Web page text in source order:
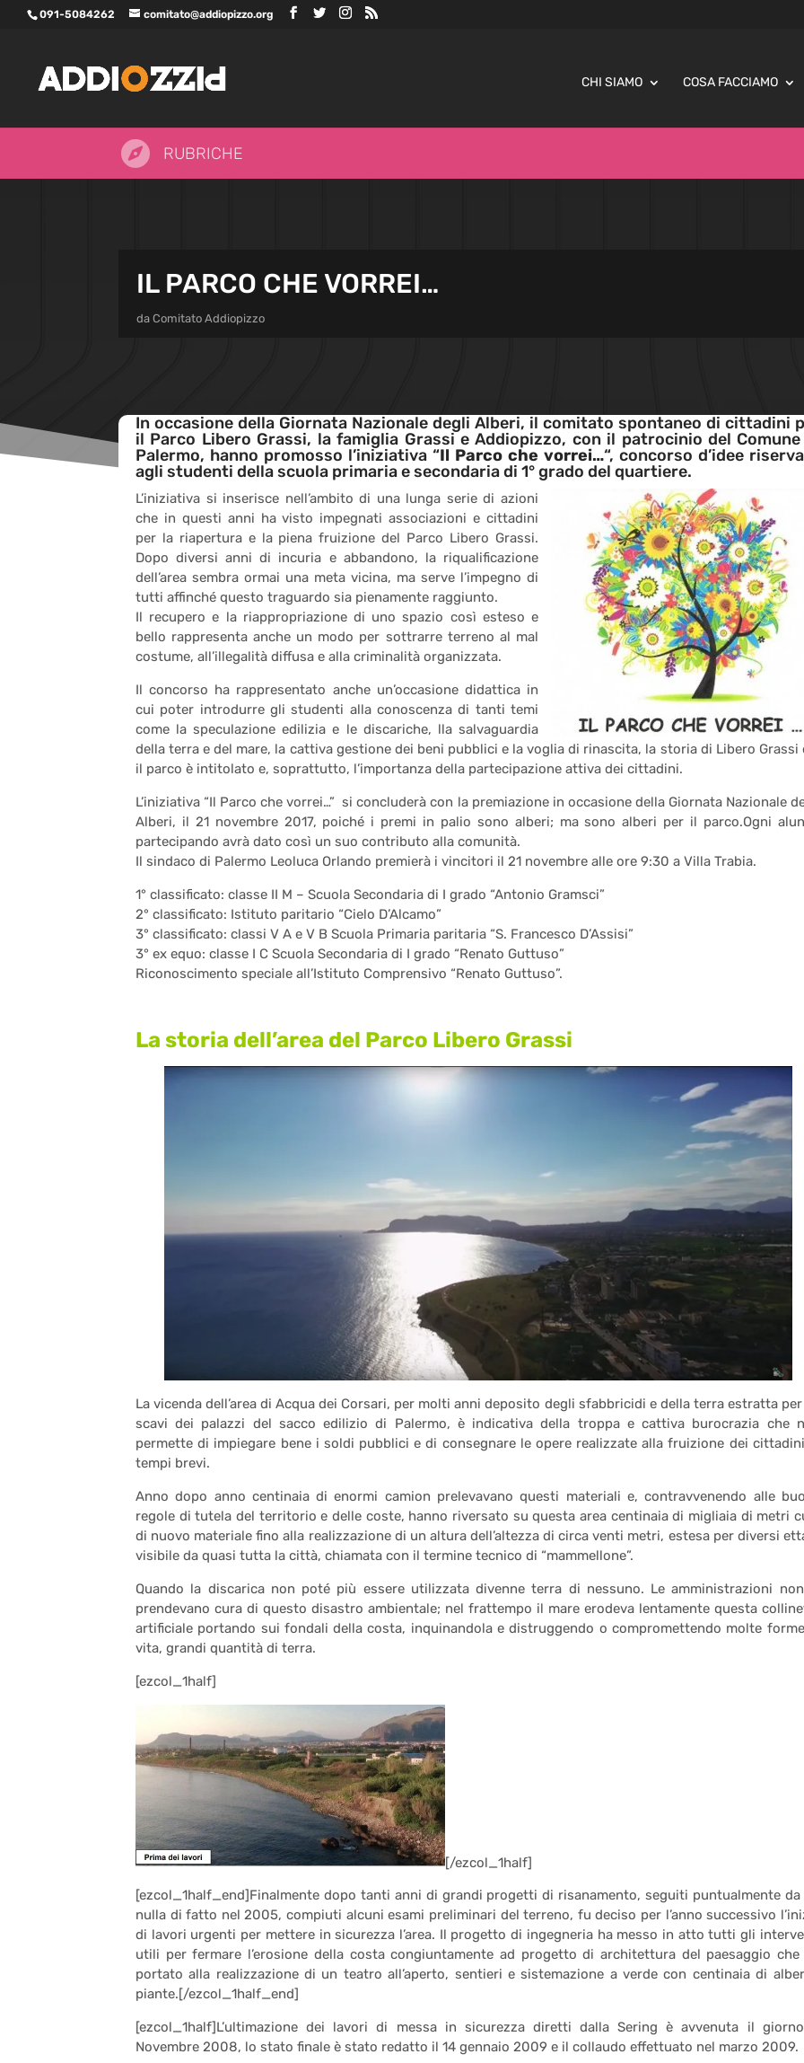
091-5084262 comitato@addiopizzo.org
CHI SIAMO COSA FACCIAMO
 RUBRICHE
IL PARCO CHE VORREI…
da Comitato Addiopizzo
In occasione della Giornata Nazionale degli Alberi, il comitato spontaneo di cittadini
il Parco Libero Grassi, la famiglia Grassi e Addiopizzo, con il patrocinio del
Palermo, hanno promosso l’iniziativa “Il Parco che vorrei…“, concorso d’idee
agli studenti della scuola primaria e secondaria di 1° grado del quartiere.
L’iniziativa si inserisce nell’ambito di una lunga serie di azioni
che in questi anni ha visto impegnati associazioni e cittadini
per la riapertura e la piena fruizione del Parco Libero Grassi.
Dopo diversi anni di incuria e abbandono, la riqualificazione
dell’area sembra ormai una meta vicina, ma serve l’impegno di
tutti affinché questo traguardo sia pienamente raggiunto.
Il recupero e la riappropriazione di uno spazio così esteso e
bello rappresenta anche un modo per sottrarre terreno al mal
costume, all’illegalità diffusa e alla criminalità organizzata.
Il concorso ha rappresentato anche un’occasione didattica in
cui poter introdurre gli studenti alla conoscenza di tanti temi
come la speculazione edilizia e le discariche, lla salvaguardia
della terra e del mare, la cattiva gestione dei beni pubblici e la voglia di rinascita, la storia di Libero Grassi
il parco è intitolato e, soprattutto, l’importanza della partecipazione attiva dei cittadini.
L’iniziativa “Il Parco che vorrei…” si concluderà con la premiazione in occasione della Giornata Nazionale
Alberi, il 21 novembre 2017, poiché i premi in palio sono alberi; ma sono alberi per il parco.Ogni
partecipando avrà dato così un suo contributo alla comunità.
Il sindaco di Palermo Leoluca Orlando premierà i vincitori il 21 novembre alle ore 9:30 a Villa Trabia.
1° classificato: classe II M – Scuola Secondaria di I grado “Antonio Gramsci”
2° classificato: Istituto paritario “Cielo D’Alcamo”
3° classificato: classi V A e V B Scuola Primaria paritaria “S. Francesco D’Assisi”
3° ex equo: classe I C Scuola Secondaria di I grado “Renato Guttuso”
Riconoscimento speciale all’Istituto Comprensivo “Renato Guttuso”.
La storia dell’area del Parco Libero Grassi
La vicenda dell’area di Acqua dei Corsari, per molti anni deposito degli sfabbricidi e della terra estratta
scavi dei palazzi del sacco edilizio di Palermo, è indicativa della troppa e cattiva burocrazia che
permette di impiegare bene i soldi pubblici e di consegnare le opere realizzate alla fruizione dei
tempi brevi.
Anno dopo anno centinaia di enormi camion prelevavano questi materiali e, contravvenendo alle
regole di tutela del territorio e delle coste, hanno riversato su questa area centinaia di migliaia di metri
di nuovo materiale fino alla realizzazione di un altura dell’altezza di circa venti metri, estesa per diversi
visibile da quasi tutta la città, chiamata con il termine tecnico di “mammellone”.
Quando la discarica non poté più essere utilizzata divenne terra di nessuno. Le amministrazioni
prendevano cura di questo disastro ambientale; nel frattempo il mare erodeva lentamente questa
artificiale portando sui fondali della costa, inquinandola e distruggendo o compromettendo molte
vita, grandi quantità di terra.
[ezcol_1half]
[/ezcol_1half]
[ezcol_1half_end]Finalmente dopo tanti anni di grandi progetti di risanamento, seguiti puntualmente da
nulla di fatto nel 2005, compiuti alcuni esami preliminari del terreno, fu deciso per l’anno successivo
di lavori urgenti per mettere in sicurezza l’area. Il progetto di ingegneria ha messo in atto tutti gli
utili per fermare l’erosione della costa congiuntamente ad progetto di architettura del paesaggio che
portato alla realizzazione di un teatro all’aperto, sentieri e sistemazione a verde con centinaia di
piante.[/ezcol_1half_end]
[ezcol_1half]L’ultimazione dei lavori di messa in sicurezza diretti dalla Sering è avvenuta il
Novembre 2008, lo stato finale è stato redatto il 14 gennaio 2009 e il collaudo effettuato nel marzo 2009.